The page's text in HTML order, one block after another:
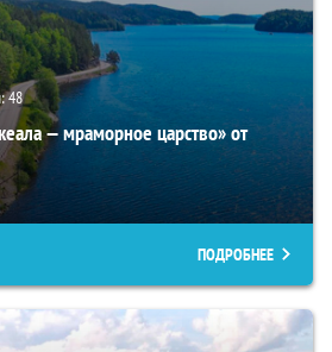
48
— мраморное царство» от
ПОДРОБНЕЕ